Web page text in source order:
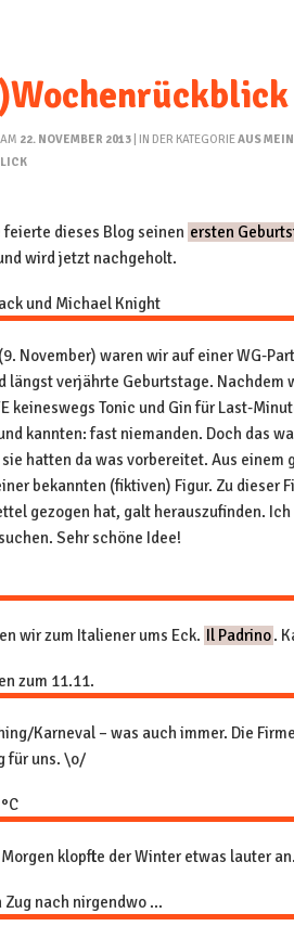
22. NOVEMBER 2013 | IN DER KATEGORIEAUS
feierte dieses Blog seinen ersten
wird jetzt nachgeholt.
November) waren wir auf einer WG-
längst verjährte Geburtstage.
keineswegs Tonic und Gin für Last-
kannten: fast niemanden. Doch das
hatten da was vorbereitet. Aus
bekannten (fiktiven) Figur. Zu dieser
gezogen hat, galt herauszufinden.
Sehr schöne Idee!
wir zum Italiener ums Eck. Il Padrino.
Karneval – was auch immer. Die
für uns. \o/
klopfte der Winter etwas lauter